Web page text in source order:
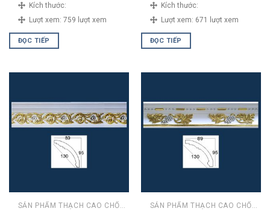
Kích thước:
Lượt xem: 759 lượt xem
ĐỌC TIẾP
Kích thước:
Lượt xem: 671 lượt xem
ĐỌC TIẾP
SẢN PHẨM THẠCH CAO CHỐNG ẨM SẢN PHẨM THẠCH CAO CHỐNG ẨM